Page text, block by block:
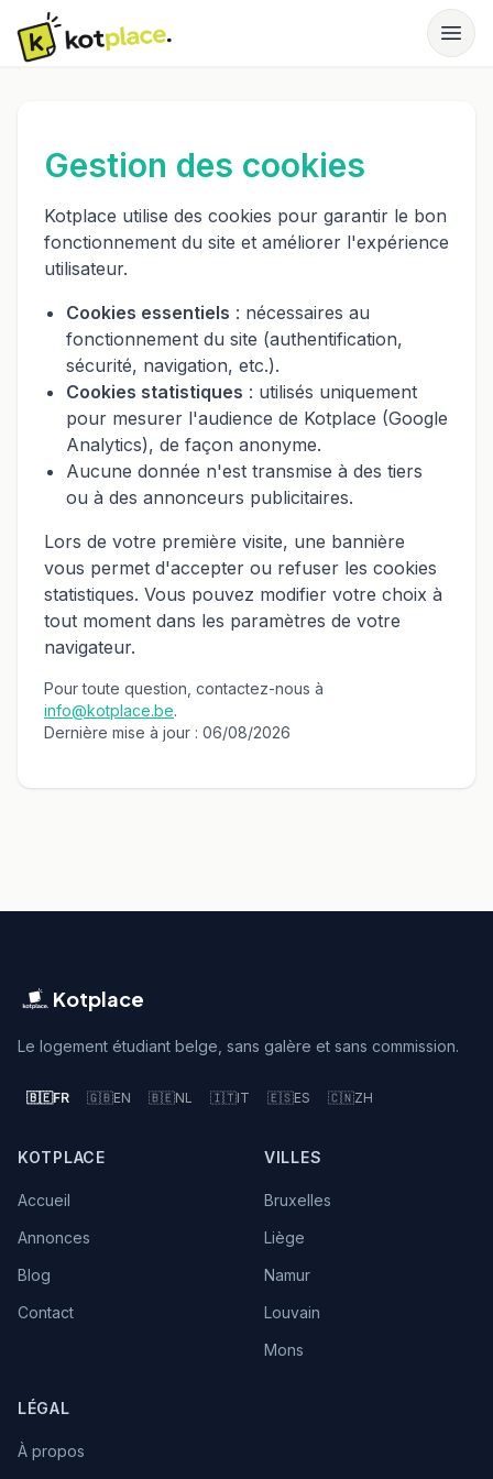
Gestion des cookies
Kotplace utilise des cookies pour garantir le bon
fonctionnement du site et améliorer l'expérience
utilisateur.
Cookies essentiels : nécessaires au
fonctionnement du site (authentification,
sécurité, navigation, etc.).
Cookies statistiques : utilisés uniquement
pour mesurer l'audience de Kotplace (Google
Analytics), de façon anonyme.
Aucune donnée n'est transmise à des tiers
ou à des annonceurs publicitaires.
Lors de votre première visite, une bannière
vous permet d'accepter ou refuser les cookies
statistiques. Vous pouvez modifier votre choix à
tout moment dans les paramètres de votre
navigateur.
Pour toute question, contactez-nous à
info@kotplace.be.
Dernière mise à jour : 06/08/2026
Kotplace
Le logement étudiant belge, sans galère et sans commission.
🇧🇪FR 🇬🇧EN 🇧🇪NL 🇮🇹IT 🇪🇸ES 🇨🇳ZH
KOTPLACE
Accueil
Annonces
Blog
Contact
VILLES
Bruxelles
Liège
Namur
Louvain
Mons
LÉGAL
À propos